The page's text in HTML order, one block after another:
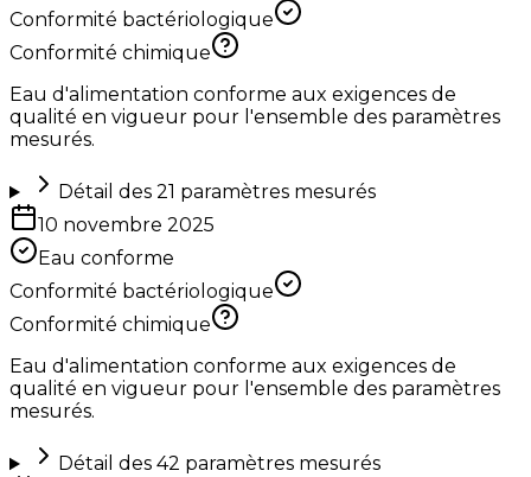
Conformité bactériologique
Conformité chimique
Eau d'alimentation conforme aux exigences de
qualité en vigueur pour l'ensemble des paramètres
mesurés.
Détail des 21 paramètres mesurés
10 novembre 2025
Eau conforme
Conformité bactériologique
Conformité chimique
Eau d'alimentation conforme aux exigences de
qualité en vigueur pour l'ensemble des paramètres
mesurés.
Détail des 42 paramètres mesurés